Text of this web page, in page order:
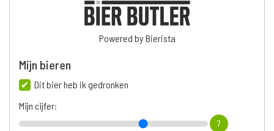
Powered by Bierista
Mijn bieren
Dit bier heb ik gedronken
Mijn cijfer:
7